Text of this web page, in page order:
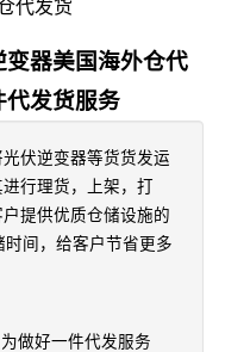
器美国海外仓代
代发货服务
伏逆变器等货货发运
行理货，上架，打
提供优质仓储设施的
间，给客户节省更多
做好一件代发服务